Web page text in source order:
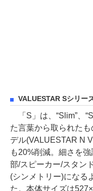
VALUESTAR Sシリー
「S」は、“Slim”、
た言葉から取られた
デル(VALUESTAR N
も20%削減。細さを
部/スピーカー/スタン
(シンメトリー)になる
た。本体サイズは